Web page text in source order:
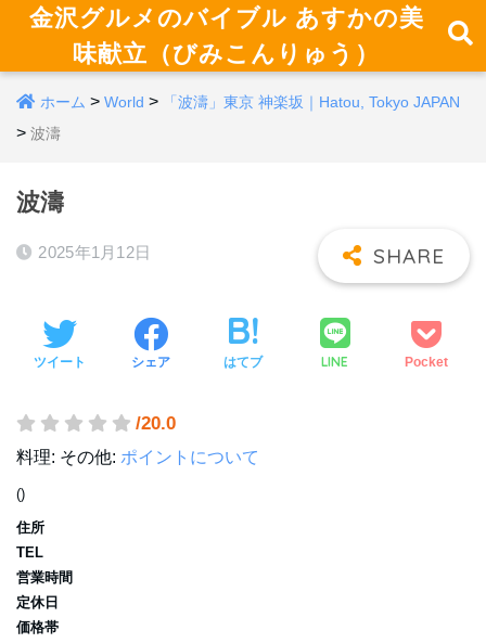
金沢グルメのバイブル あすかの美
味献立（びみこんりゅう）
ホーム > World > 「波濤」東京 神楽坂｜Hatou, Tokyo JAPAN
> 波濤
波濤
2025年1月12日
ツイート シェア はてブ LINE Pocket
/20.0
料理: その他: ポイントについて
()
住所
TEL
営業時間
定休日
価格帯